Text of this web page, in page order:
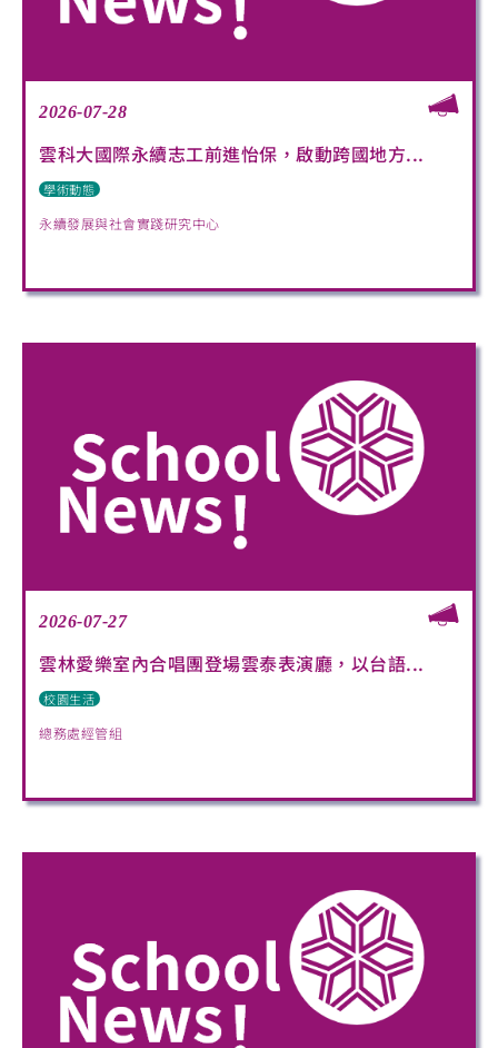
2026-07-28
雲科大國際永續志工前進怡保，啟動跨國地方...
學術動態
永續發展與社會實踐研究中心
2026-07-27
雲林愛樂室內合唱團登場雲泰表演廳，以台語...
校園生活
總務處經管組